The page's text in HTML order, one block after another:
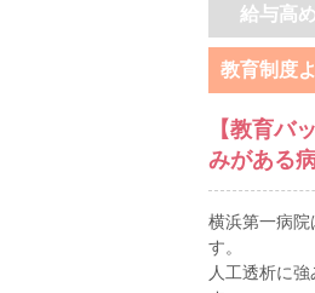
給与高め
教育制度
【教育バ
みがある
横浜第一病
す。
人工透析に